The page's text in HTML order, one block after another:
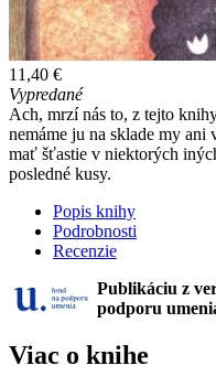
11,40 €
Vypredané
Ach, mrzí nás to, z tejto
nemáme ju na sklade my
mať šťastie v niektorých
posledné kusy.
Popis knihy
Podrobnosti
Recenzie
Publikáciu z
podporu
Viac o knihe